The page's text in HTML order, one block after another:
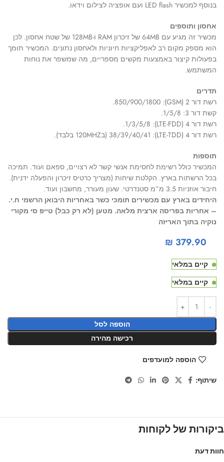
בנוסף למכשיר LED flash ועם אופציה לצילום וידאו.
אחסון ותוספים
מכשיר זה מגיע עם 64MB של זיכרון RAM ו-128MB של שטח אחסון. לכן
הוא מספק מקום רב לאפליקציות חיוניות ולאחסון נתונים. המכשיר תומך
בפעולות קיצור באמצעות מקשים מספריים, מה שמשפר את נוחות
המשתמש.
תדרים
רשת דור 2 (GSM): 850/900/1800.
קשת דור 3: 1/5/8.
רשת דור 4 (LTE-FDD): 1/3/5/8.
רשת דור 4 (LTE-TDD): 38/39/40/41 (ב120MHZ בלבד).
תוספות
המכשיר כולל רשימת לחסימת אנשי קשר לא רצויים, ספאם ועוד. תמיכה
בכל הרשתות בארץ. הקלטת שיחות (מצריך כרטיס זיכרון והפעלה ידנית).
חיבור אוזניות 3.5 מ”מ סטנדרטי. שעון מעורר, מחשבון ועוד.
היחידים בארץ עם מכשירים תומכי כשר באחריות היבואן הרשמי ח.י.
– אחריות בפריסה ארצית מלאה. מטען (לא רק כבל) טייפ סי מקורי
נוקיה בתוך האריזה
₪ 379.90
קיים במלאי
קיים במלאי
הוספה לסל
רכישה מהירה
הוספה למועדפים
שיתוף:
ביקורות של לקוחות
חוות דעת